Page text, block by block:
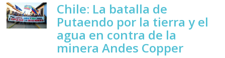
Chile: La batalla de
Putaendo por la tierra y el
agua en contra de la
minera Andes Copper